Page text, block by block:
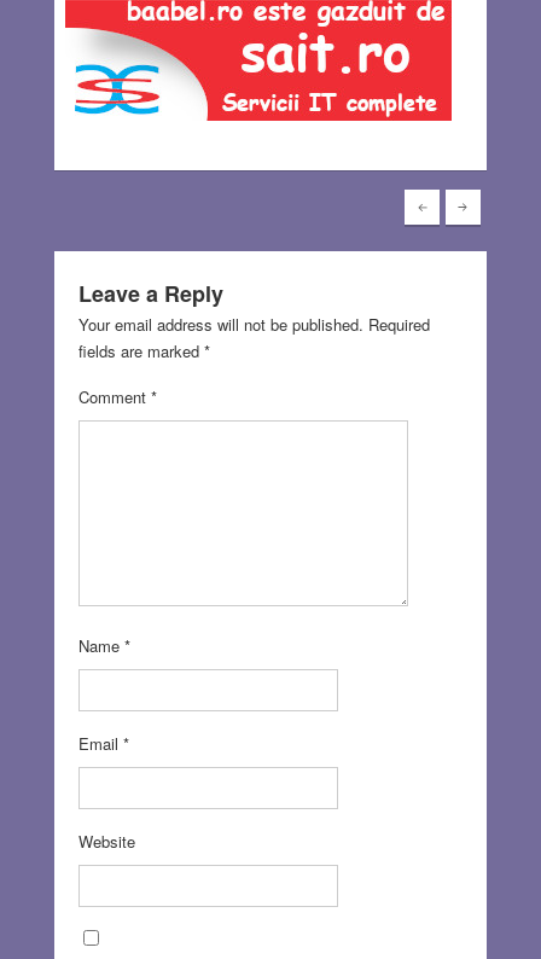
Leave a Reply
Your email address will not be published. Required
fields are marked *
Comment *
Name *
Email *
Website